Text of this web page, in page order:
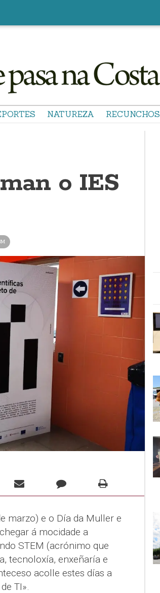
NATUREZA RECUNCHOS
o IES
marzo) e o Día da Muller e
á mocidade a
STEM (acrónimo que
tecnoloxía, enxeñaría e
acolle estes días a
TI».